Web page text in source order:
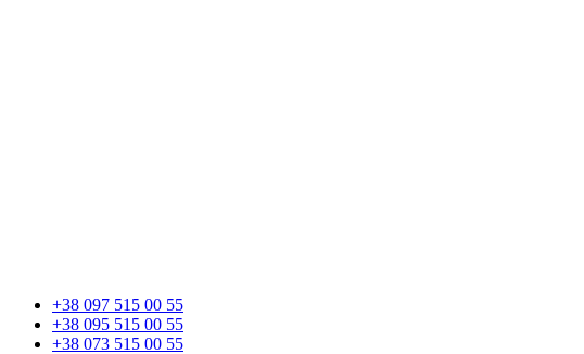
+38 097 515 00 55
+38 095 515 00 55
+38 073 515 00 55